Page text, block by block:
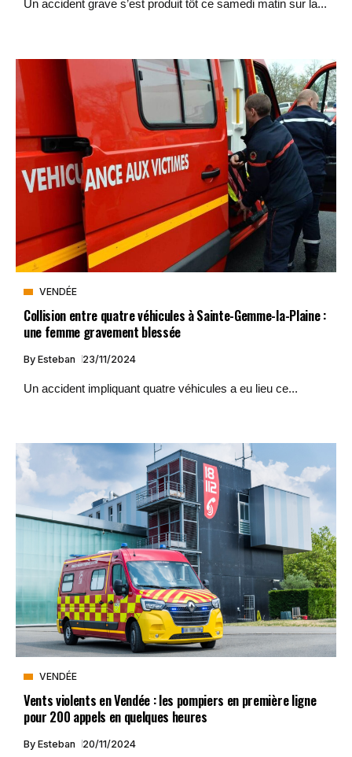
Un accident grave s’est produit tôt ce samedi matin sur la...
VENDÉE
Collision entre quatre véhicules à Sainte-Gemme-la-Plaine :
une femme gravement blessée
By Esteban 23/11/2024
Un accident impliquant quatre véhicules a eu lieu ce...
VENDÉE
Vents violents en Vendée : les pompiers en première ligne
pour 200 appels en quelques heures
By Esteban 20/11/2024